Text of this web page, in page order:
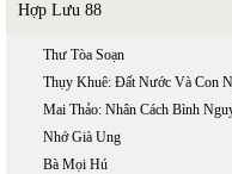
Hợp Lưu 88
Thư Tòa Soạn
Thụy Khuê: Đất Nước Và Con
Mai Thảo: Nhân Cách Bình
Nhớ Già Ung
Bà Mọi Hú